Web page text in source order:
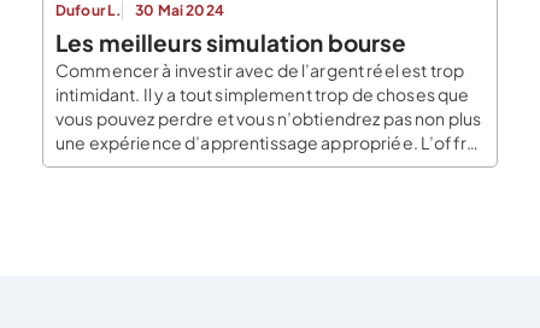
Dufour L. 30 Mai 2024
Les meilleurs simulation bourse
Commencer à investir avec de l’argent réel est trop
intimidant. Il y a tout simplement trop de choses que
vous pouvez perdre et vous n’obtiendrez pas non plus
une expérience d’apprentissage appropriée. L’offre
actuelle de simulation bourse est trop vaste, alors